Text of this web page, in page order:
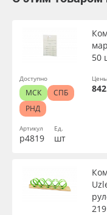
Артикул
р4819
50
Ед.
шт
Цены
Доступно
МСК
СПБ
РНД